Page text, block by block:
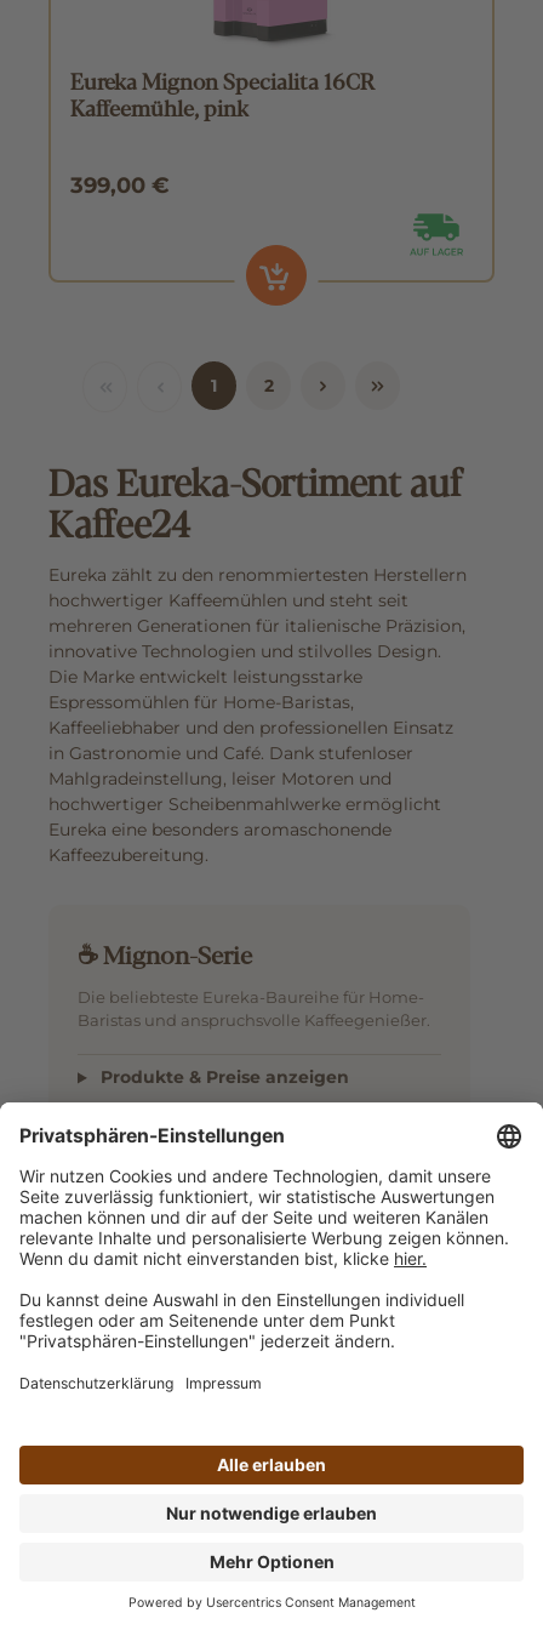
Eureka Mignon Specialita 16CR
Kaffeemühle, pink
399,00 €
1 2
Das Eureka-Sortiment auf
Kaffee24
Eureka zählt zu den renommiertesten Herstellern
hochwertiger Kaffeemühlen und steht seit
mehreren Generationen für italienische Präzision,
innovative Technologien und stilvolles Design.
Die Marke entwickelt leistungsstarke
Espressomühlen für Home-Baristas,
Kaffeeliebhaber und den professionellen Einsatz
in Gastronomie und Café. Dank stufenloser
Mahlgradeinstellung, leiser Motoren und
hochwertiger Scheibenmahlwerke ermöglicht
Eureka eine besonders aromaschonende
Kaffeezubereitung.
☕ Mignon-Serie
Die beliebteste Eureka-Baureihe für Home-
Baristas und anspruchsvolle Kaffeegenießer.
Produkte & Preise anzeigen
🫘 Profi-Kaffeemühlen
Leistungsstarke Modelle für höchste
Ansprüche in Gastronomie und Kaffeebars.
Produkte & Preise anzeigen
⚙️ Espressomaschinen
Die Costanza R verbindet modernes Design
mit italienischer Espresso-Perfektion.
Produkte & Preise anzeigen